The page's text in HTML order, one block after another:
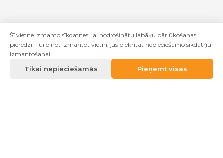
Šī vietne izmanto sīkdatnes, lai nodrošinātu labāku pārlūkošanas
pieredzi. Turpinot izmantot vietni, jūs piekrītat nepieciešamo sīkdatņu
izmantošanai.
Tikai nepieciešamās Pieņemt visas